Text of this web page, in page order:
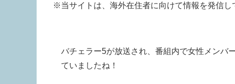
※当サイトは、海外在住者に向けて情報を発信し
バチェラー5が放送され、番組内で女性メンバ
ていましたね！